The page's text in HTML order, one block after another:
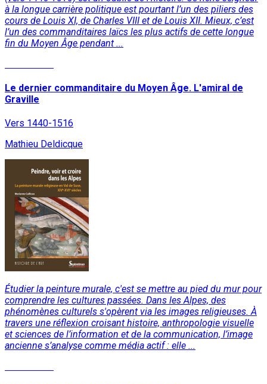
à la longue carrière politique est pourtant l’un des piliers des
cours de Louis XI, de Charles VIII et de Louis XII. Mieux, c’est
l’un des commanditaires laïcs les plus actifs de cette longue
fin du Moyen Âge pendant ...
Le dernier commanditaire du Moyen Âge. L'amiral de
Graville
Vers 1440-1516
Mathieu Deldicque
Étudier la peinture murale, c'est se mettre au pied du mur pour
comprendre les cultures passées. Dans les Alpes, des
phénomènes culturels s'opèrent via les images religieuses. À
travers une réflexion croisant histoire, anthropologie visuelle
et sciences de l’information et de la communication, l’image
ancienne s’analyse comme média actif : elle ...